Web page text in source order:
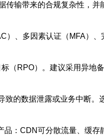
输带来的合规复杂性，
）、多因素认证（MFA）
（RPO）。建议采用异地
的数据泄露或业务中断。
：CDN可分散流量、缓存